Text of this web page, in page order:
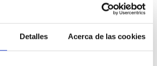
Detalles Acerca de las cookies